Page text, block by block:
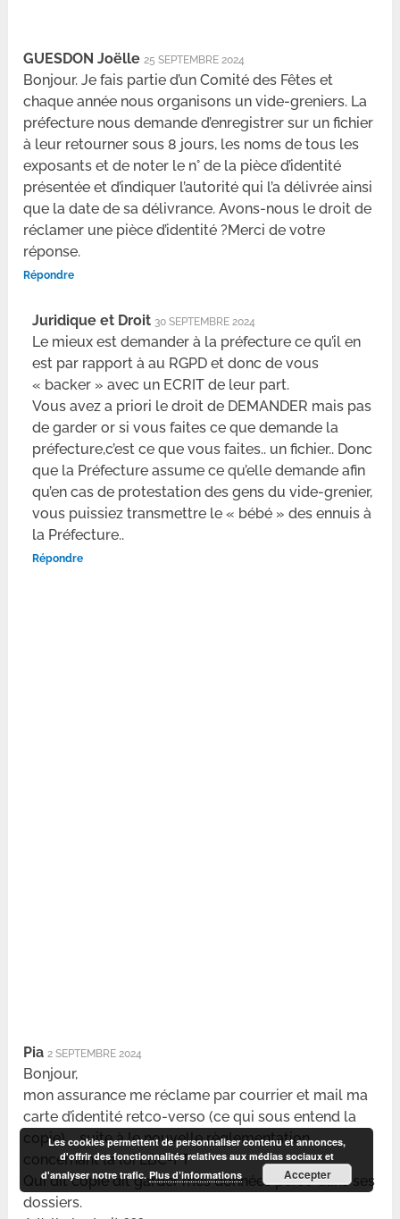
GUESDON Joëlle 25 SEPTEMBRE 2024
Bonjour. Je fais partie d’un Comité des Fêtes et
chaque année nous organisons un vide-greniers. La
préfecture nous demande d’enregistrer sur un fichier
à leur retourner sous 8 jours, les noms de tous les
exposants et de noter le n° de la pièce d’identité
présentée et d’indiquer l’autorité qui l’a délivrée ainsi
que la date de sa délivrance. Avons-nous le droit de
réclamer une pièce d’identité ?Merci de votre
réponse.
Répondre
Juridique et Droit 30 SEPTEMBRE 2024
Le mieux est demander à la préfecture ce qu’il en
est par rapport à au RGPD et donc de vous
« backer » avec un ECRIT de leur part.
Vous avez a priori le droit de DEMANDER mais pas
de garder or si vous faites ce que demande la
préfecture,c’est ce que vous faites.. un fichier.. Donc
que la Préfecture assume ce qu’elle demande afin
qu’en cas de protestation des gens du vide-grenier,
vous puissiez transmettre le « bébé » des ennuis à
la Préfecture..
Répondre
Pia 2 SEPTEMBRE 2024
Bonjour,
mon assurance me réclame par courrier et mail ma
carte d’identité retco-verso (ce qui sous entend la
copie) … suite à le nouvelle règlementation
concernant la loi LBC-FT
Qui dit copie dit garder mes données perso dans ses
dossiers.
Les cookies permettent de personnaliser contenu et annonces,
d'offrir des fonctionnalités relatives aux médias sociaux et
d'analyser notre trafic.Plus d’informations Accepter